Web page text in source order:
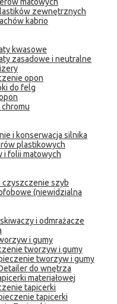
zewnętrznych
kabrio
kwasowe
zasadowe i neutralne
opon
do felg
chromu
i konserwacja silnika
plastikowych
i folii matowych
czyszczenie szyb
(niewidzialna
i odmrażacze
i gumy
tworzyw i gumy
tworzyw i gumy
do wnętrza
materiałowej
tapicerki
tapicerki